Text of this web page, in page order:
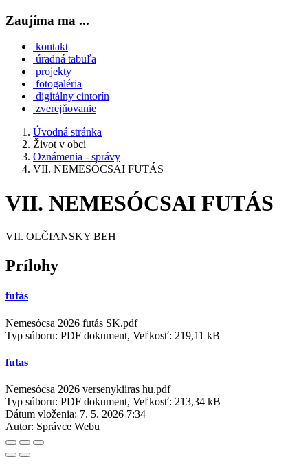
Zaujíma ma ...
kontakt
úradná tabuľa
projekty
fotogaléria
digitálny cintorín
zverejňovanie
Úvodná stránka
Život v obci
Oznámenia - správy
VII. NEMESÓCSAI FUTÁS
VII. NEMESÓCSAI FUTÁS
VII. OLČIANSKY BEH
Prílohy
futás
Nemesócsa 2026 futás SK.pdf
Typ súboru: PDF dokument, Veľkosť: 219,11 kB
futas
Nemesócsa 2026 versenykiiras hu.pdf
Typ súboru: PDF dokument, Veľkosť: 213,34 kB
Dátum vloženia: 7. 5. 2026 7:34
Autor: Správce Webu